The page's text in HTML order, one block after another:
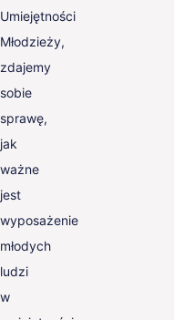
Umiejętności
Młodzieży,
zdajemy
sobie
sprawę,
jak
ważne
jest
wyposażenie
młodych
ludzi
w